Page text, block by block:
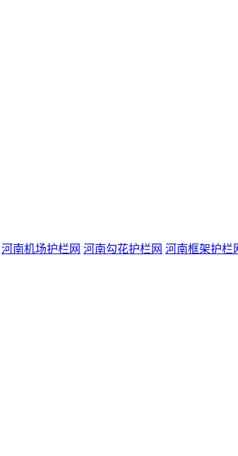
河南机场护栏网 河南勾花护栏网 河南框架护栏